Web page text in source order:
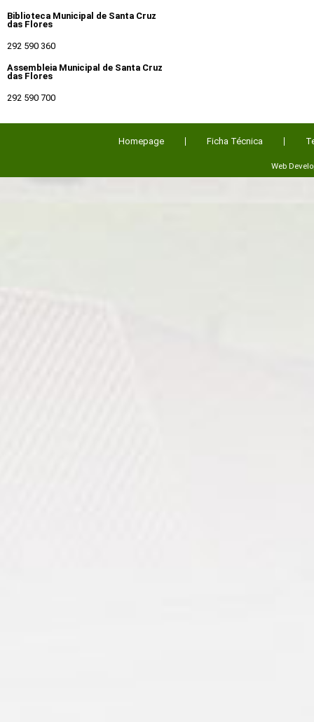
Biblioteca Municipal de Santa Cruz
das Flores
292 590 360
Assembleia Municipal de Santa Cruz
das Flores
292 590 700
Homepage Ficha Técnica
Web